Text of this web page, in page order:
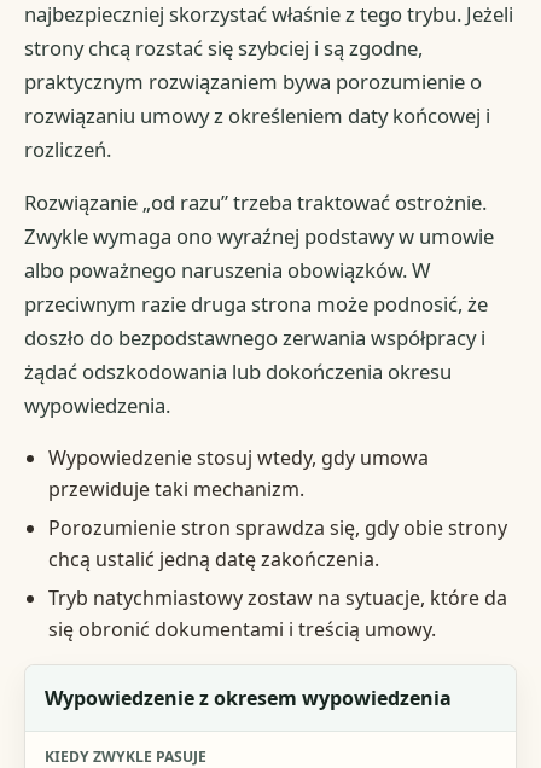
najbezpieczniej skorzystać właśnie z tego trybu. Jeżeli
strony chcą rozstać się szybciej i są zgodne,
praktycznym rozwiązaniem bywa porozumienie o
rozwiązaniu umowy z określeniem daty końcowej i
rozliczeń.
Rozwiązanie „od razu” trzeba traktować ostrożnie.
Zwykle wymaga ono wyraźnej podstawy w umowie
albo poważnego naruszenia obowiązków. W
przeciwnym razie druga strona może podnosić, że
doszło do bezpodstawnego zerwania współpracy i
żądać odszkodowania lub dokończenia okresu
wypowiedzenia.
Wypowiedzenie stosuj wtedy, gdy umowa
przewiduje taki mechanizm.
Porozumienie stron sprawdza się, gdy obie strony
chcą ustalić jedną datę zakończenia.
Tryb natychmiastowy zostaw na sytuacje, które da
się obronić dokumentami i treścią umowy.
Wariant zakończenia
Kiedy zwykle pasuje
Wypowiedzenie z okresem wypowiedzenia